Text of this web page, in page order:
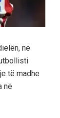
në
të madhe
në